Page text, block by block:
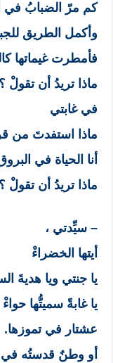
كم مرّ الضبابُ في
وأكمل الطريق
فأمطرت غيماتها
ماذا تريدُ أن تقولْ
في غابتي
ماذا استفدتَ من
أنا الحياة في
ماذا تريدُ أن تقولْ
– سيِّدتي ،
أيتها الخضراءْ
يا جنتي ويا هديةَ
يا غابةً سميتُّها حواءْ
عشتار في تموزها.
أو وطنٌ قدستُه في